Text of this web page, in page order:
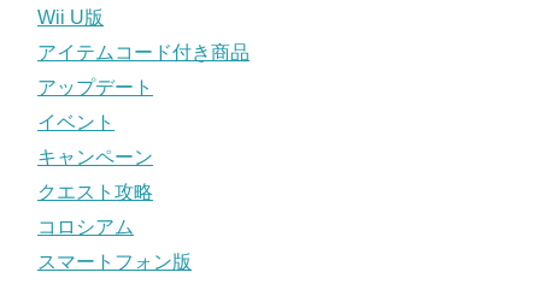
Wii U版
アイテムコード付き商品
アップデート
イベント
キャンペーン
クエスト攻略
コロシアム
スマートフォン版